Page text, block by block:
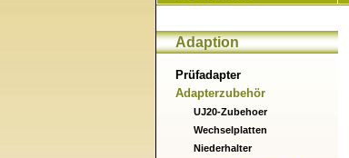
Adaption
Prüfadapter
Adapterzubehör
UJ20-Zubehoer
Wechselplatten
Niederhalter